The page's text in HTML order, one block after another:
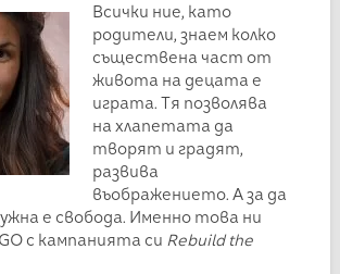
Всички ние, като
родители, знаем колко
съществена част от
живота на децата е
играта. Тя позволява
на хлапетата да
творят и градят,
развива
въображението. А за да
е свобода. Именно това ни
с кампанията си Rebuild the